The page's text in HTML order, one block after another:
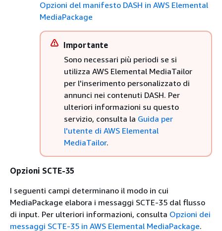
Opzioni del manifesto DASH in AWS Elemental
MediaPackage
Importante
Sono necessari più periodi se si
utilizza AWS Elemental MediaTailor
per l'inserimento personalizzato di
annunci nei contenuti DASH. Per
ulteriori informazioni su questo
servizio, consulta la Guida per
l'utente di AWS Elemental
MediaTailor.
Opzioni SCTE-35
I seguenti campi determinano il modo in cui
MediaPackage elabora i messaggi SCTE-35 dal flusso
di input. Per ulteriori informazioni, consulta Opzioni dei
messaggi SCTE-35 in AWS Elemental MediaPackage.